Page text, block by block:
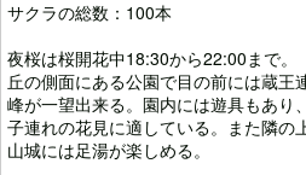
サクラの総数：100本
夜桜は桜開花中18:30から22:00まで。
丘の側面にある公園で目の前には蔵王
峰が一望出来る。園内には遊具もあり、
子連れの花見に適している。また隣の
山城には足湯が楽しめる。